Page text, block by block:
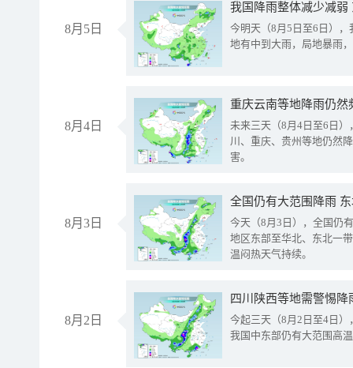
8月5日
我国降雨整体减少减弱
今明天（8月5日至6日）
地有中到大雨，局地暴雨
8月4日
重庆云南等地降雨仍然
未来三天（8月4日至6日
川、重庆、贵州等地仍然
害。
8月3日
全国仍有大范围降雨
今天（8月3日），全国仍
地区东部至华北、东北一
温闷热天气持续。
8月2日
今起三天（8月2日至4日
我国中东部仍有大范围高